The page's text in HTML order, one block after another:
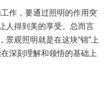
作，要通过照明的作用突
人得到美的享受。总而言
景观照明就是在这块“锦”上
深刻理解和领悟的基础上